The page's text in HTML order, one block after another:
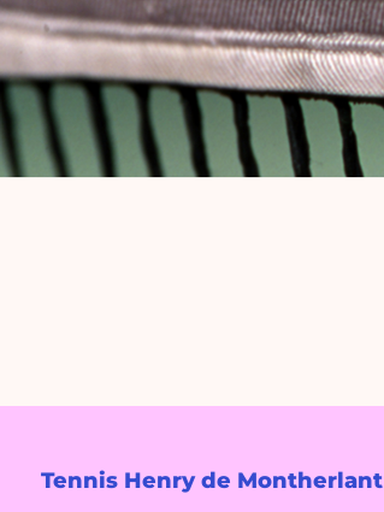
Tennis Henry de Montherlant